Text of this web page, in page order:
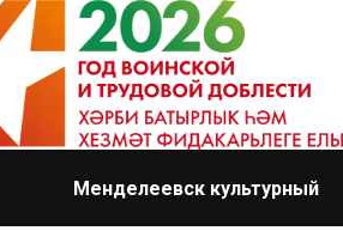
Менделеевск культурный